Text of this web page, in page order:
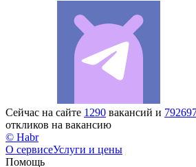
Сейчас на сайте 1290 вакансий и
откликов на вакансию
© Habr
О сервисеУслуги и цены
Помощь